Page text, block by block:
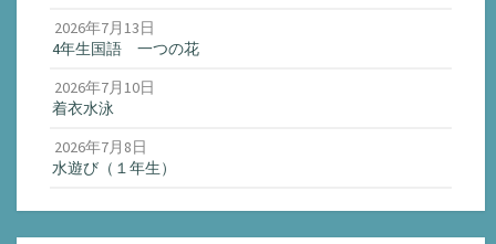
2026年7月13日
4年生国語 一つの花
2026年7月10日
着衣水泳
2026年7月8日
水遊び（１年生）